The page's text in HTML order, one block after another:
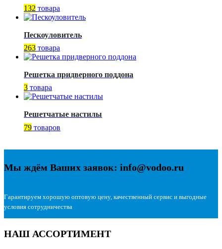
132 товара
Пескоуловитель
263 товара
Решетка придверного поддона
3 товара
Решетчатые настилы
79 товаров
Мы ждём Ваших заявок: info@vodoo.ru
Гарантируем хорошую оптовую цену, качественный сервис и выгодные
условия сотрудничества
НАШ АССОРТИМЕНТ